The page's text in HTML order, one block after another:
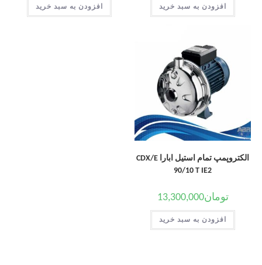
افزودن به سبد خرید افزودن به سبد خرید
الکتروپمپ تمام استیل ابارا CDX/E
90/10 T IE2
تومان13,300,000
افزودن به سبد خرید